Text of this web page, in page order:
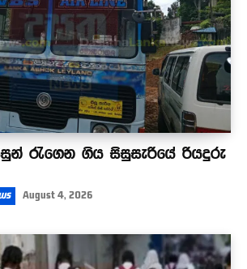
රැගෙන ගිය සිසුසැරියේ රියදුරු
August 4, 2026